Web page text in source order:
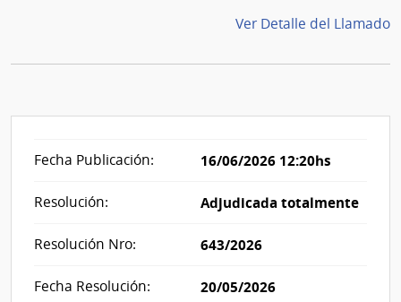
Ver Detalle del Llamado
Fecha Publicación: 16/06/2026 12:20hs
Resolución: Adjudicada totalmente
Resolución Nro: 643/2026
Fecha Resolución: 20/05/2026